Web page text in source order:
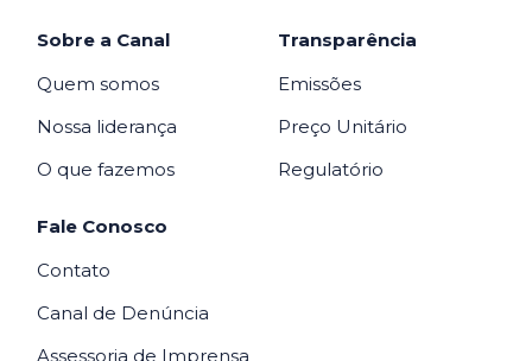
Sobre a Canal
Quem somos
Nossa liderança
O que fazemos
Transparência
Emissões
Preço Unitário
Regulatório
Fale Conosco
Contato
Canal de Denúncia
Assessoria de Imprensa